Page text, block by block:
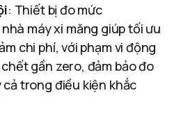
: Thiết bị đo mức
máy xi măng giúp tối ưu
chi phí, với phạm vi động
gần zero, đảm bảo đo
trong điều kiện khắc